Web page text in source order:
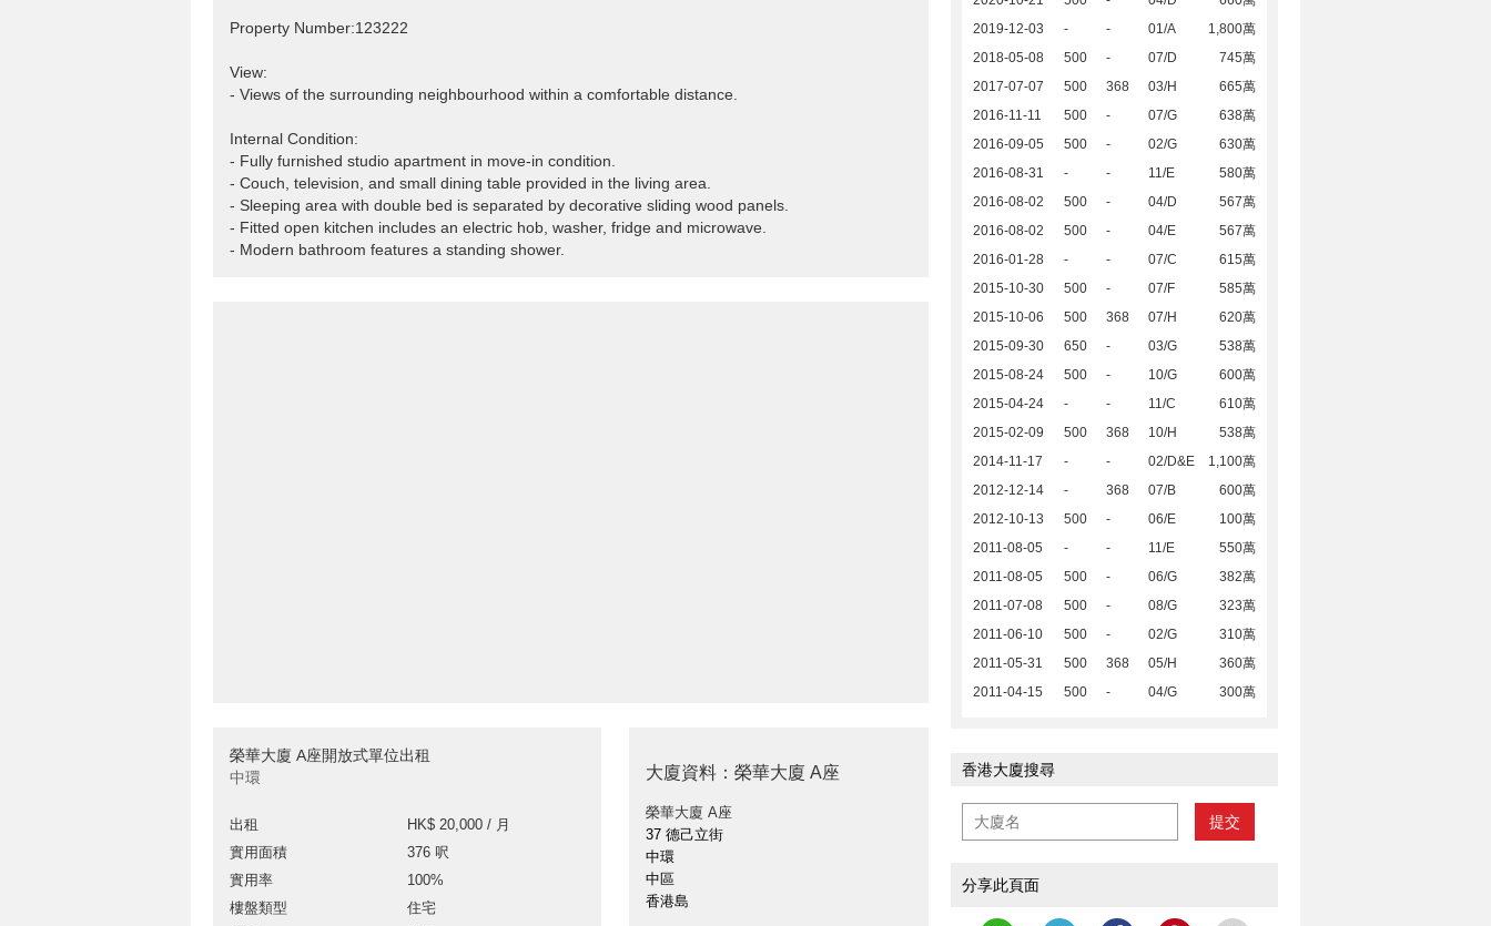
Property Number:123222
View:
- Views of the surrounding neighbourhood within a comfortable distance.
Internal Condition:
- Fully furnished studio apartment in move-in condition.
- Couch, television, and small dining table provided in the living area.
- Sleeping area with double bed is separated by decorative sliding wood panels.
- Fitted open kitchen includes an electric hob, washer, fridge and microwave.
- Modern bathroom features a standing shower.
榮華大廈 A座開放式單位出租
中環
出租
HK$ 20,000 / 月
實用面積
376 呎
實用率
100%
樓盤類型
住宅
大廈資料：榮華大廈 A座
榮華大廈 A座
37 德己立街
中環
中區
香港島
2019-12-03
- - 01/A
1,800萬
2018-05-08
500 - 07/D
745萬
2017-07-07
500 368 03/H
665萬
2016-11-11
500 - 07/G
638萬
2016-09-05
500 - 02/G
630萬
2016-08-31
- - 11/E
580萬
2016-08-02
500 - 04/D
567萬
2016-08-02
500 - 04/E
567萬
2016-01-28
- - 07/C
615萬
2015-10-30
500 - 07/F
585萬
2015-10-06
500 368 07/H
620萬
2015-09-30
650 - 03/G
538萬
2015-08-24
500 - 10/G
600萬
2015-04-24
- - 11/C
610萬
2015-02-09
500 368 10/H
538萬
2014-11-17
- - 02/D&E
1,100萬
2012-12-14
- 368 07/B
600萬
2012-10-13
500 - 06/E
100萬
2011-08-05
- - 11/E
550萬
2011-08-05
500 - 06/G
382萬
2011-07-08
500 - 08/G
323萬
2011-06-10
500 - 02/G
310萬
2011-05-31
500 368 05/H
360萬
2011-04-15
500 - 04/G 300萬
香港大廈搜尋
提交
分享此頁面